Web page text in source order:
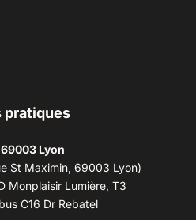
pratiques
Lyon
St Maximin, 69003 Lyon)
Monplaisir Lumière, T3
C16 Dr Rebatel